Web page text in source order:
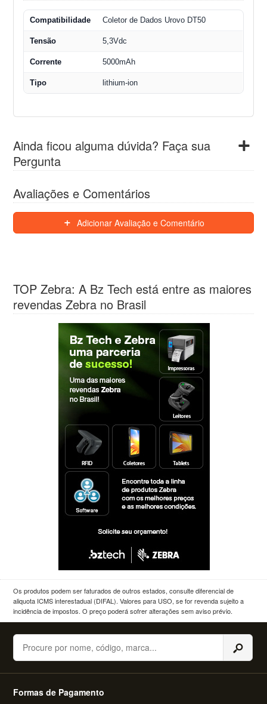
Compatibilidade Coletor de Dados Urovo DT50
Tensão 5,3Vdc
Corrente 5000mAh
Tipo lithium-ion
Ainda ficou alguma dúvida? Faça sua
Pergunta
Avaliações e Comentários
Adicionar Avaliação e Comentário
TOP Zebra: A Bz Tech está entre as maiores
revendas Zebra no Brasil
Os produtos podem ser faturados de outros estados, consulte diferencial de
aliquota ICMS interestadual (DIFAL). Valores para USO, se for revenda sujeito a
incidência de impostos. O preço poderá sofrer alterações sem aviso prévio.
Buscar
Formas de Pagamento